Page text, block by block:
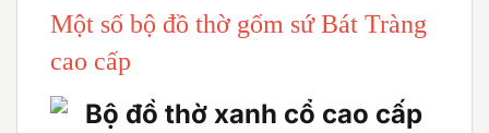
Một số bộ đồ thờ gốm sứ Bát Tràng
cao cấp